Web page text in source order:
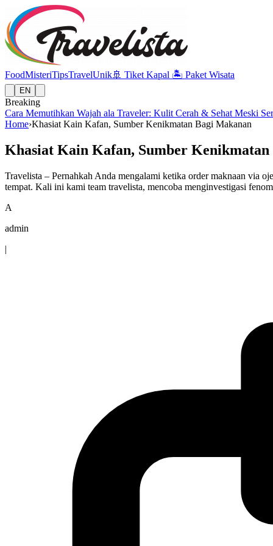
FoodMisteriTipsTravelUnik🚢 Tiket Kapal 🏝️ Paket Wisata
EN
Breaking
Cara Memutihkan Wajah ala Traveler: Kulit Cerah & Sehat Meski
Home›Khasiat Kain Kafan, Sumber Kenikmatan Bagi Makanan
Khasiat Kain Kafan, Sumber
Travelista – Pernahkah Anda mengalami ketika order maknaan via
tempat. Kali ini kami team travelista, mencoba menginvestigasi
A
admin
|